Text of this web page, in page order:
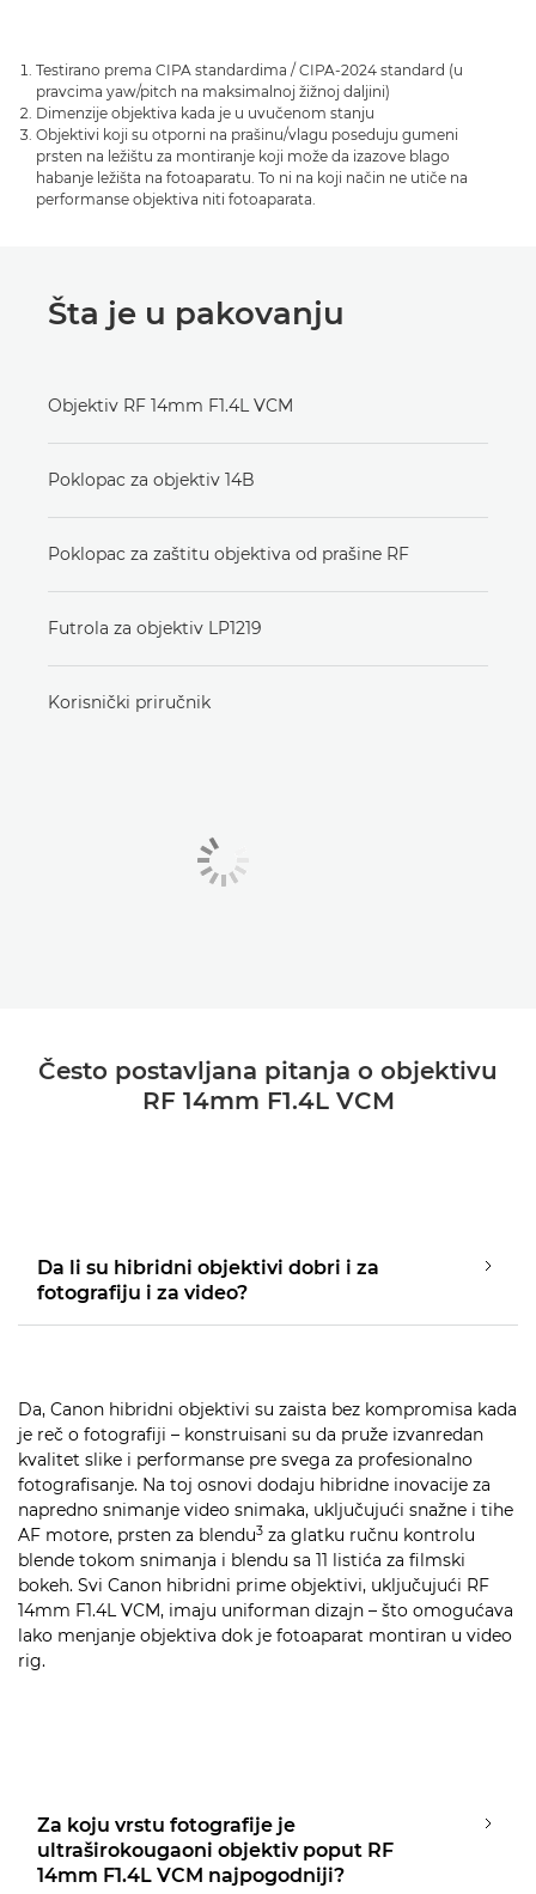
Testirano prema CIPA standardima / CIPA-2024 standard (u
pravcima yaw/pitch na maksimalnoj žižnoj daljini)
Dimenzije objektiva kada je u uvučenom stanju
Objektivi koji su otporni na prašinu/vlagu poseduju gumeni
prsten na ležištu za montiranje koji može da izazove blago
habanje ležišta na fotoaparatu. To ni na koji način ne utiče na
performanse objektiva niti fotoaparata.
Šta je u pakovanju
Objektiv RF 14mm F1.4L VCM
Poklopac za objektiv 14B
Poklopac za zaštitu objektiva od prašine RF
Futrola za objektiv LP1219
Korisnički priručnik
Često postavljana pitanja o objektivu
RF 14mm F1.4L VCM
Da li su hibridni objektivi dobri i za
fotografiju i za video?
Da, Canon hibridni objektivi su zaista bez kompromisa kada
je reč o fotografiji – konstruisani su da pruže izvanredan
kvalitet slike i performanse pre svega za profesionalno
fotografisanje. Na toj osnovi dodaju hibridne inovacije za
napredno snimanje video snimaka, uključujući snažne i tihe
AF motore, prsten za blendu3 za glatku ručnu kontrolu
blende tokom snimanja i blendu sa 11 listića za filmski
bokeh. Svi Canon hibridni prime objektivi, uključujući RF
14mm F1.4L VCM, imaju uniforman dizajn – što omogućava
lako menjanje objektiva dok je fotoaparat montiran u video
rig.
Za koju vrstu fotografije je
ultraširokougaoni objektiv poput RF
14mm F1.4L VCM najpogodniji?